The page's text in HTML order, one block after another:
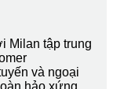
Milan tập trung
và ngoại
hảo xứng